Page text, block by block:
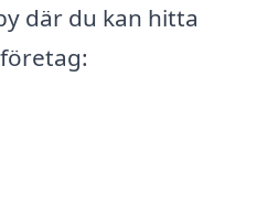
där du kan hitta